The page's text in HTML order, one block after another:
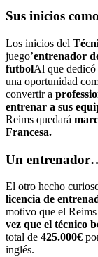
Sus inicios
Los inicios del
juego’entrenador
futbolAl que dedicó
una oportunidad
convertir a
entrenar a sus
Reims quedará
Francesa.
Un
El otro hecho
licencia de
motivo que el
vez que el técnico
total de 425.000€
inglés.